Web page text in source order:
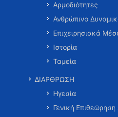
Αρμοδιότητες
Ανθρώπινο
Επιχειρησιακά
Ιστορία
Ταμεία
ΔΙΑΡΘΡΩΣΗ
Ηγεσία
Γενική